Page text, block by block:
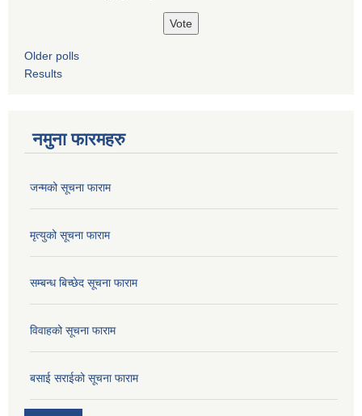
Older polls
Results
नमुना फारमहरु
जन्मको सूचना फाराम
मृत्युको सूचना फाराम
सम्बन्ध बिच्छेद सूचना फाराम
विवाहको सूचना फाराम
बसाई सराईको सूचना फाराम